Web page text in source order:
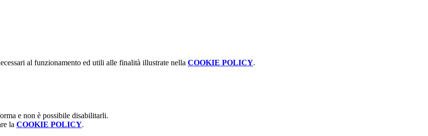
al funzionamento ed utili alle finalità illustrate nella COOKIE POLICY.
e non è possibile disabilitarli.
la COOKIE POLICY.